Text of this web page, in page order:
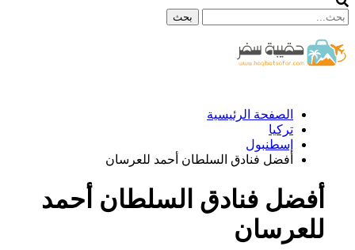
الصفحة الرئيسية
تركيا
إسطنبول
أفضل فنادق السلطان أحمد للعرسان
أفضل فنادق السلطان أحمد
للعرسان